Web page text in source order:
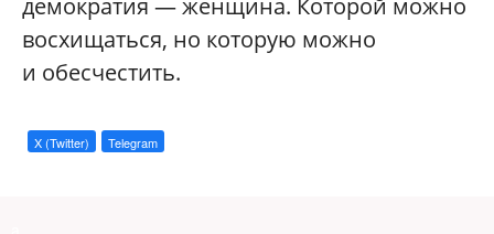
восхищаться, но которую можно
и обесчестить.
X (Twitter) Telegram